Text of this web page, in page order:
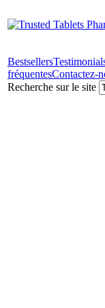
Bestsellers
fréquentesContactez-
Recherche sur le site